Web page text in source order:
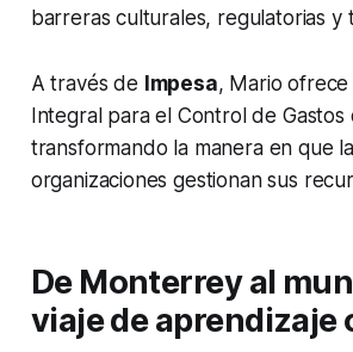
barreras culturales, regulatorias y
A través de Impesa, Mario
Integral para el Control de Gastos
transformando la manera en que
organizaciones gestionan sus
De Monterrey al
viaje de aprendizaje